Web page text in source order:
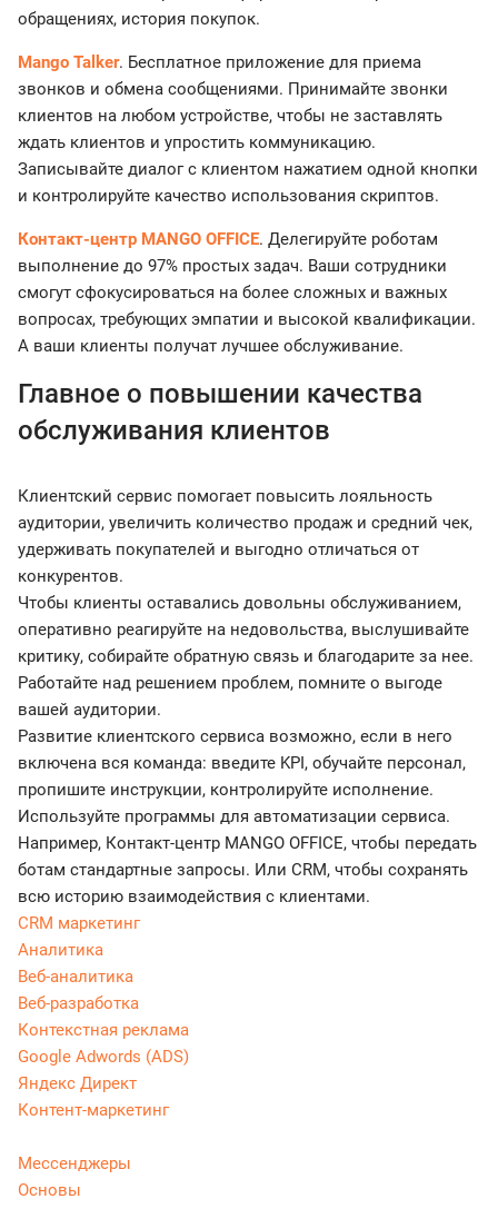
обращениях, история покупок.
Mango Talker. Бесплатное приложение для приема
звонков и обмена сообщениями. Принимайте звонки
клиентов на любом устройстве, чтобы не заставлять
ждать клиентов и упростить коммуникацию.
Записывайте диалог с клиентом нажатием одной кнопки
и контролируйте качество использования скриптов.
Контакт-центр MANGO OFFICE. Делегируйте роботам
выполнение до 97% простых задач. Ваши сотрудники
смогут сфокусироваться на более сложных и важных
вопросах, требующих эмпатии и высокой квалификации.
А ваши клиенты получат лучшее обслуживание.
Главное о повышении качества
обслуживания клиентов
Клиентский сервис помогает повысить лояльность
аудитории, увеличить количество продаж и средний чек,
удерживать покупателей и выгодно отличаться от
конкурентов.
Чтобы клиенты оставались довольны обслуживанием,
оперативно реагируйте на недовольства, выслушивайте
критику, собирайте обратную связь и благодарите за нее.
Работайте над решением проблем, помните о выгоде
вашей аудитории.
Развитие клиентского сервиса возможно, если в него
включена вся команда: введите KPI, обучайте персонал,
пропишите инструкции, контролируйте исполнение.
Используйте программы для автоматизации сервиса.
Например, Контакт-центр MANGO OFFICE, чтобы передать
ботам стандартные запросы. Или CRM, чтобы сохранять
всю историю взаимодействия с клиентами.
CRM маркетинг
Аналитика
Веб-аналитика
Веб-разработка
Контекстная реклама
Google Adwords (ADS)
Яндекс Директ
Контент-маркетинг
Мессенджеры
Основы